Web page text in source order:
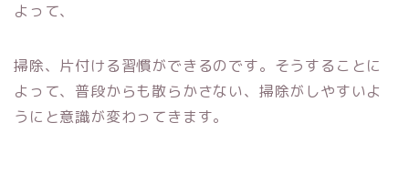
よって、
掃除、片付ける習慣ができるのです。そうすることに
よって、普段からも散らかさない、掃除がしやすいよ
うにと意識が変わってきます。